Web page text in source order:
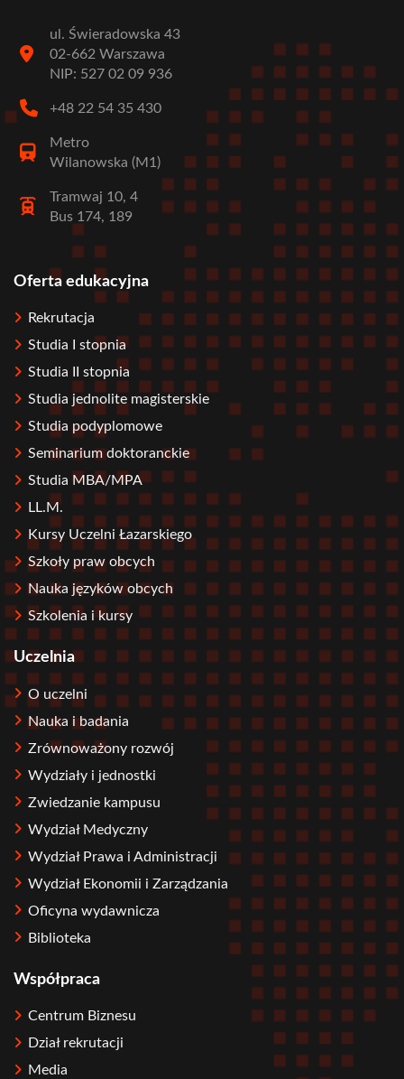
ul. Świeradowska 43
02-662 Warszawa
NIP: 527 02 09 936
+48 22 54 35 430
Metro
Wilanowska (M1)
Tramwaj 10, 4
Bus 174, 189
Stopka
Oferta edukacyjna
Rekrutacja
Studia I stopnia
Studia II stopnia
Studia jednolite magisterskie
Studia podyplomowe
Seminarium doktoranckie
Studia MBA/MPA
LL.M.
Kursy Uczelni Łazarskiego
Szkoły praw obcych
Nauka języków obcych
Szkolenia i kursy
Uczelnia
O uczelni
Nauka i badania
Zrównoważony rozwój
Wydziały i jednostki
Zwiedzanie kampusu
Wydział Medyczny
Wydział Prawa i Administracji
Wydział Ekonomii i Zarządzania
Oficyna wydawnicza
Biblioteka
Współpraca
Centrum Biznesu
Dział rekrutacji
Media